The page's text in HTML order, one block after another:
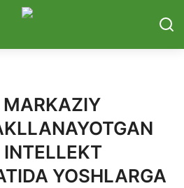
MARKAZIY
INTELLEKT
YOSHLARGA